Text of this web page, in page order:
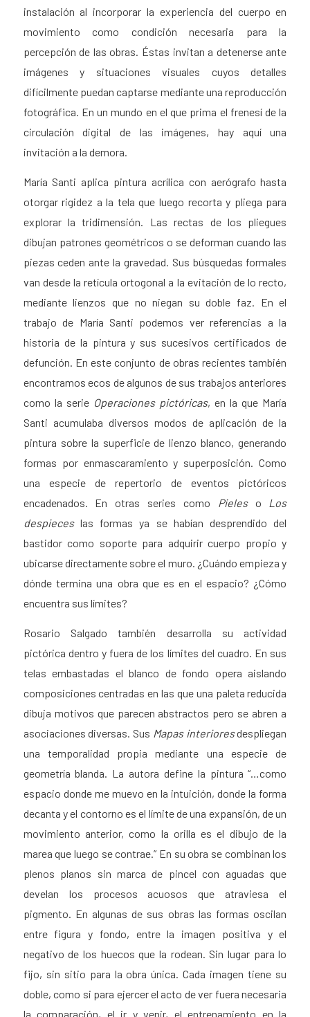
instalación al incorporar la experiencia del cuerpo en
movimiento como condición necesaria para la
percepción de las obras. Éstas invitan a detenerse ante
imágenes y situaciones visuales cuyos detalles
difícilmente puedan captarse mediante una reproducción
fotográfica. En un mundo en el que prima el frenesí de la
circulación digital de las imágenes, hay aquí una
invitación a la demora.
María Santi aplica pintura acrílica con aerógrafo hasta
otorgar rigidez a la tela que luego recorta y pliega para
explorar la tridimensión. Las rectas de los pliegues
dibujan patrones geométricos o se deforman cuando las
piezas ceden ante la gravedad. Sus búsquedas formales
van desde la retícula ortogonal a la evitación de lo recto,
mediante lienzos que no niegan su doble faz. En el
trabajo de María Santi podemos ver referencias a la
historia de la pintura y sus sucesivos certificados de
defunción. En este conjunto de obras recientes también
encontramos ecos de algunos de sus trabajos anteriores
como la serie Operaciones pictóricas, en la que María
Santi acumulaba diversos modos de aplicación de la
pintura sobre la superficie de lienzo blanco, generando
formas por enmascaramiento y superposición. Como
una especie de repertorio de eventos pictóricos
encadenados. En otras series como Pieleso Los
despieceslas formas ya se habían desprendido del
bastidor como soporte para adquirir cuerpo propio y
ubicarse directamente sobre el muro. ¿Cuándo empieza y
dónde termina una obra que es en el espacio? ¿Cómo
encuentra sus límites?
Rosario Salgado también desarrolla su actividad
pictórica dentro y fuera de los límites del cuadro. En sus
telas embastadas el blanco de fondo opera aislando
composiciones centradas en las que una paleta reducida
dibuja motivos que parecen abstractos pero se abren a
asociaciones diversas. Sus Mapas interioresdespliegan
una temporalidad propia mediante una especie de
geometría blanda. La autora define la pintura “…como
espacio donde me muevo en la intuición, donde la forma
decanta y el contorno es el límite de una expansión, de un
movimiento anterior, como la orilla es el dibujo de la
marea que luego se contrae.” En su obra se combinan los
plenos planos sin marca de pincel con aguadas que
develan los procesos acuosos que atraviesa el
pigmento. En algunas de sus obras las formas oscilan
entre figura y fondo, entre la imagen positiva y el
negativo de los huecos que la rodean. Sin lugar para lo
fijo, sin sitio para la obra única. Cada imagen tiene su
doble, como si para ejercer el acto de ver fuera necesaria
la comparación, el ir y venir, el entrenamiento en la